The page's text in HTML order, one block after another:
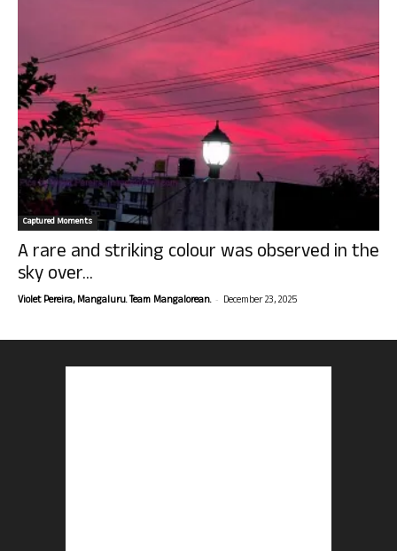
Captured Moments
A rare and striking colour was observed in the
sky over...
Violet Pereira, Mangaluru. Team Mangalorean. - December 23, 2025